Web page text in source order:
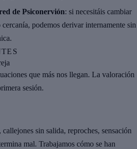
de Psiconervión: si necesitáis cambiar
podemos derivar internamente sin
que más nos llegan. La valoración
sesión.
sin salida, reproches, sensación
mal. Trabajamos cómo se han